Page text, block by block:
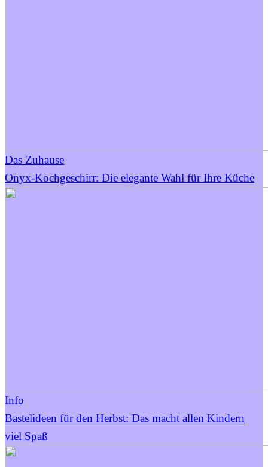
Das Zuhause
Onyx-Kochgeschirr: Die elegante Wahl für Ihre Küche
Info
Bastelideen für den Herbst: Das macht allen Kindern
viel Spaß